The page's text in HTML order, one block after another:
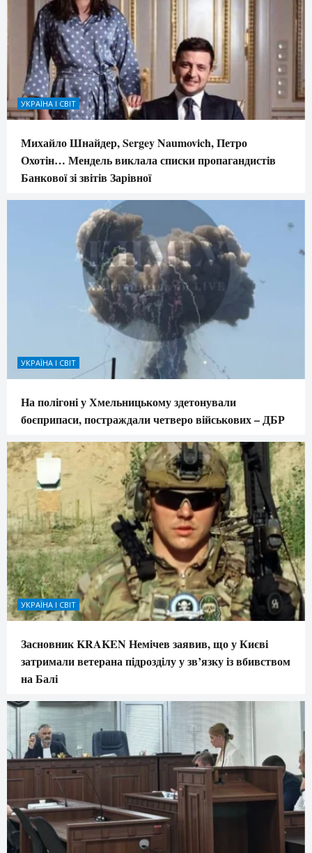
УКРАЇНА І СВІТ
Михайло Шнайдер, Sergey Naumovich, Петро
Охотін… Мендель виклала списки пропагандистів
Банкової зі звітів Зарівної
УКРАЇНА І СВІТ
На полігоні у Хмельницькому здетонували
боєприпаси, постраждали четверо військових – ДБР
УКРАЇНА І СВІТ
Засновник KRAKEN Немічев заявив, що у Києві
затримали ветерана підрозділу у зв’язку із вбивством
на Балі